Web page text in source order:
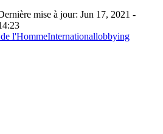
mise à jour: Jun 17, 2021 -
l'HommeInternationallobbying